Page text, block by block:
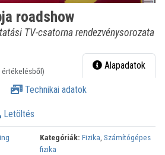
roadshow
TV-csatorna rendezvénysorozata
értékelésből) Alapadatok
Technikai adatok
Letöltés
Kategóriák: Fizika, Számítógépes
fizika